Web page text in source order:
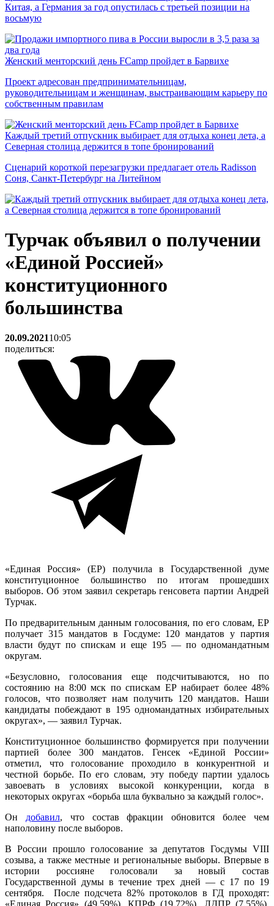
Китая, а Германия за год опустилась с третьей позиции на
восьмую
Женский менторский день FCamp пройдет в Барвихе
Проект адресован предпринимательницам,
руководительницам и женщинам, выстраивающим карьеру по
собственным правилам
Каждый третий отпускник выбирает для отдыха конец лета, а
Северная столица держится в топе бронирований
Сценарий короткой перезагрузки предлагает отель Radisson
Соня, Санкт-Петербург на Литейном
Турчак объявил о получении
«Единой Россией»
конституционного
большинства
20.09.202110:05
поделиться:
«Единая Россия» (ЕР) получила в Государственной думе
конституционное большинство по итогам прошедших
выборов. Об этом заявил секретарь генсовета партии Андрей
Турчак.
По предварительным данным голосования, по его словам, ЕР
получает 315 мандатов в Госдуме: 120 мандатов у партия
власти будут по спискам и еще 195 — по одномандатным
округам.
«Безусловно, голосования еще подсчитываются, но по
состоянию на 8:00 мск по спискам ЕР набирает более 48%
голосов, что позволяет нам получить 120 мандатов. Наши
кандидаты побеждают в 195 одномандатных избирательных
округах», — заявил Турчак.
Конституционное большинство формируется при получении
партией более 300 мандатов. Генсек «Единой России»
отметил, что голосование проходило в конкурентной и
честной борьбе. По его словам, эту победу партии удалось
завоевать в условиях высокой конкуренции, когда в
некоторых округах «борьба шла буквально за каждый голос».
Он добавил, что состав фракции обновится более чем
наполовину после выборов.
В России прошло голосование за депутатов Госдумы VIII
созыва, а также местные и региональные выборы. Впервые в
истории россияне голосовали за новый состав
Государственной думы в течение трех дней — с 17 по 19
сентября. После подсчета 82% протоколов в ГД проходят:
«Единая Россия» (49,59%), КПРФ (19,72%), ЛДПР (7,55%),